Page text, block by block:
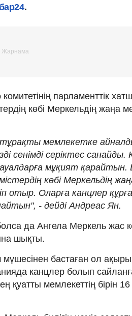
.
парламенттік
көбі Меркельдің жаңа
мемлекетке
сенімді серіктес санайды.
мұқият
көбі Меркельдің
отыр. Оларға канцлер
- дейді Андреас Ян.
да Ангела Меркель жас
шықты.
бастаған ол ақыры
канцлер болып
қуатты мемлекеттің бірін